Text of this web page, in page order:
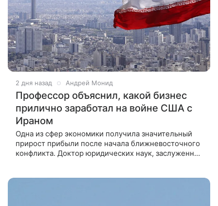
2 дня назад Андрей Монид
Профессор объяснил, какой бизнес
прилично заработал на войне США с
Ираном
Одна из сфер экономики получила значительный
прирост прибыли после начала ближневосточного
конфликта. Доктор юридических наук, заслуженный